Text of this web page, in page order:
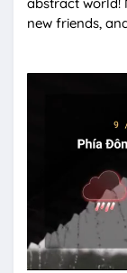
abstract world!
new friends,